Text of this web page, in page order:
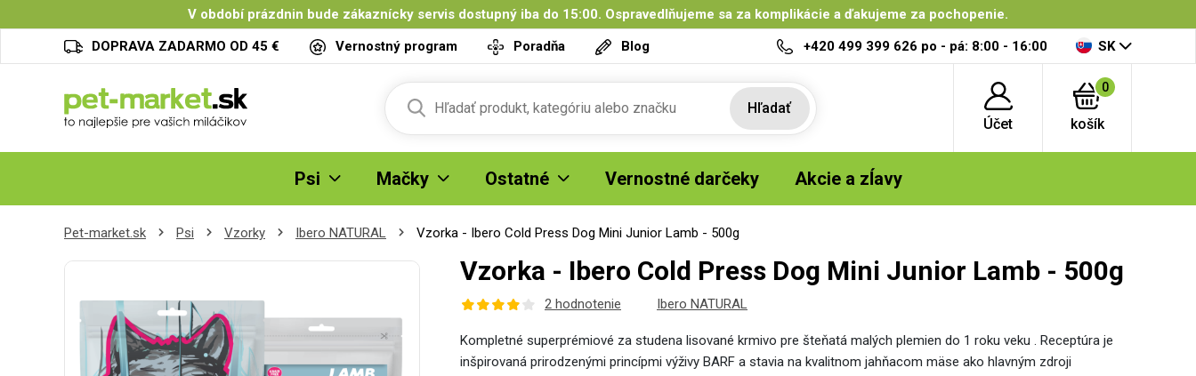
V období prázdnin bude zákaznícky servis dostupný iba do 15:00. Ospravedlňujeme sa za komplikácie a ďakujeme za pochopenie.
DOPRAVA ZADARMO OD 45 €
Vernostný program Poradňa Blog +420 499 399 626 po - pá: 8:00 - 16:00 SK
Hľadať
Účet
0
košík
Psi Mačky Ostatné Vernostné darčeky Akcie a zĺavy
Pet-market.sk Psi Vzorky Ibero NATURAL Vzorka - Ibero Cold Press Dog Mini Junior Lamb - 500g
Vzorka - Ibero Cold Press Dog Mini Junior Lamb - 500g
2 hodnotenie Ibero NATURAL
Kompletné superprémiové za studena lisované krmivo pre šteňatá malých plemien do 1 roku veku . Receptúra je
inšpirovaná prirodzenými princípmi výživy BARF a stavia na kvalitnom jahňacom mäse ako hlavným zdroji